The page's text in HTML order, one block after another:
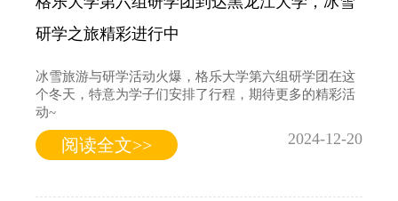
研学之旅精彩进行中
冰雪旅游与研学活动火爆，格乐大学第六组研学团在这
个冬天，特意为学子们安排了行程，期待更多的精彩活
动~
阅读全文>> 2024-12-20